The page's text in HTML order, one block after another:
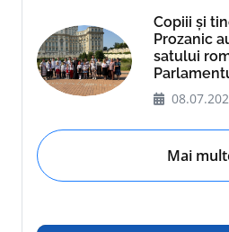
Copiii și
Prozanic
satului
Mai